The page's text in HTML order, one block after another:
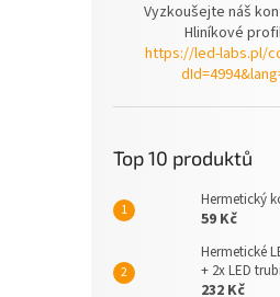
Vyzkoušejte náš
Hliníkové
https://led-labs.pl/
Top 10 produktů
Hermetický
59 Kč
Hermetické
+ 2x LED
232 Kč